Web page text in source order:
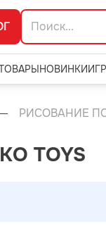
НОВИНКИ
РИСОВАНИЕ
TOYS